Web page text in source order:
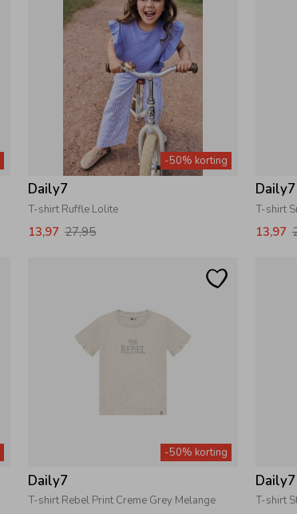
-50% korting
Daily7
T-shirt Ruffle Lolite
13,97 27,95
Daily7
T-shirt
13,97
-50% korting
Daily7
T-shirt Rebel Print Creme Grey Melange
Daily7
T-shirt